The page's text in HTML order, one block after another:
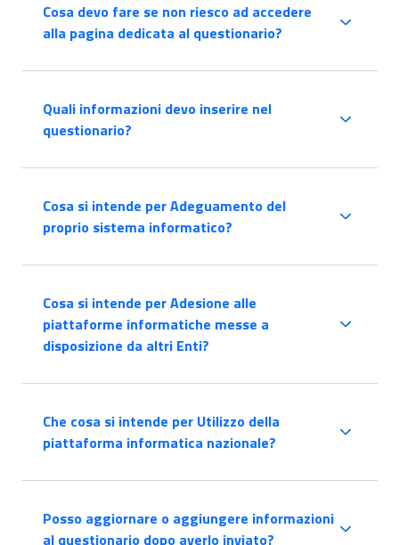
Cosa devo fare se non riesco ad accedere
alla pagina dedicata al questionario?
Quali informazioni devo inserire nel
questionario?
Cosa si intende per Adeguamento del
proprio sistema informatico?
Cosa si intende per Adesione alle
piattaforme informatiche messe a
disposizione da altri Enti?
Che cosa si intende per Utilizzo della
piattaforma informatica nazionale?
Posso aggiornare o aggiungere informazioni
al questionario dopo averlo inviato?